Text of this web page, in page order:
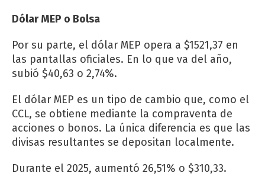
Dólar MEP o Bolsa
Por su parte, el dólar MEP opera a $1521,37 en
las pantallas oficiales. En lo que va del año,
subió $40,63 o 2,74%.
El dólar MEP es un tipo de cambio que, como el
CCL, se obtiene mediante la compraventa de
acciones o bonos. La única diferencia es que las
divisas resultantes se depositan localmente.
Durante el 2025, aumentó 26,51% o $310,33.